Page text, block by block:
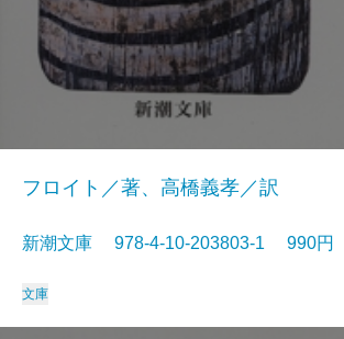
フロイト／著、高橋義孝／訳
新潮文庫 978-4-10-203803-1 990円
文庫